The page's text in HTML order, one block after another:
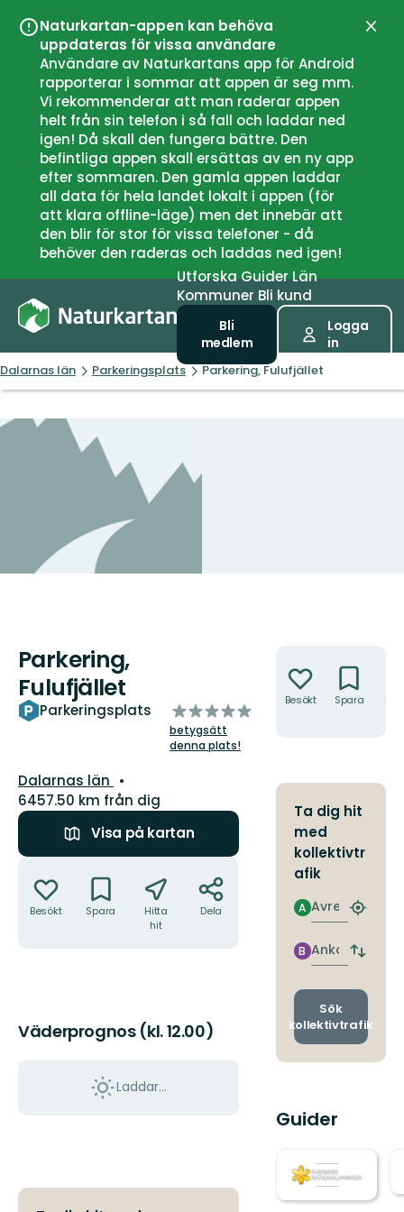
Naturkartan-appen kan behöva
uppdateras för vissa användare
Användare av Naturkartans app för Android
rapporterar i sommar att appen är seg mm.
Vi rekommenderar att man raderar appen
helt från sin telefon i så fall och laddar ned
igen! Då skall den fungera bättre. Den
befintliga appen skall ersättas av en ny app
efter sommaren. Den gamla appen laddar
all data för hela landet lokalt i appen (för
att klara offline-läge) men det innebär att
den blir för stor för vissa telefoner - då
behöver den raderas och laddas ned igen!
UtforskaGuiderLän
Kommuner Bli kund
Bli
medlem
Logga
in
Dalarnas län Parkeringsplats Parkering, Fulufjället
Parkering,
Fulufjället
Parkeringsplats
av
5
stjärnor
betygsätt
denna plats!
Län:
Dalarnas län
6457.50 km från dig
Visa på kartan
Besökt Spara
Hitta
hit
Dela
Väderprognos (kl. 12.00)
Laddar...
Besökt Spara
Ta dig hit
med
kollektivtr
afik
Avresa
A
Hitta
Ankomst
B
Byt
och
Sök
kollektivtrafik
Guider